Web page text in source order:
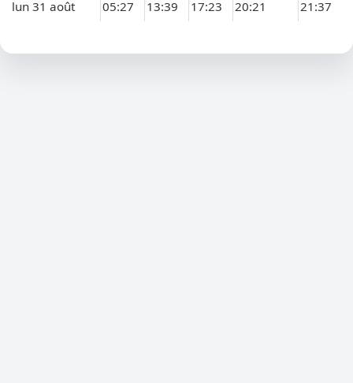
lun 31 août 05:27 13:39 17:23 20:21 21:37